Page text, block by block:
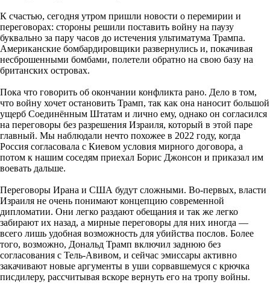
К счастью, сегодня утром пришли новости о перемирии и
переговорах: стороны решили поставить войну на паузу
буквально за пару часов до истечения ультиматума Трампа.
Американские бомбардировщики развернулись и, покачивая
несброшенными бомбами, полетели обратно на свою базу на
британских островах.
Пока что говорить об окончании конфликта рано. Дело в том,
что войну хочет остановить Трамп, так как она наносит большой
ущерб Соединённым Штатам и лично ему, однако он согласился
на переговоры без разрешения Израиля, который в этой паре
главный. Мы наблюдали нечто похожее в 2022 году, когда
Россия согласовала с Киевом условия мирного договора, а
потом к нашим соседям приехал Борис Джонсон и приказал им
воевать дальше.
Переговоры Ирана и США будут сложными. Во-первых, власти
Израиля не очень понимают концепцию современной
дипломатии. Они легко раздают обещания и так же легко
забирают их назад, а мирные переговоры для них иногда —
всего лишь удобная возможность для убийства послов. Более
того, возможно, Дональд Трамп включил заднюю без
согласования с Тель-Авивом, и сейчас эмиссары активно
закачивают новые аргументы в уши сорвавшемуся с крючка
писдилеру, рассчитывая вскоре вернуть его на тропу войны.